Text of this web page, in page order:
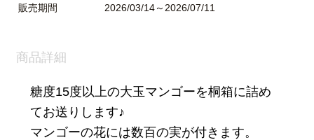
販売期間 2026/03/14～2026/07/11
商品詳細
糖度15度以上の大玉マンゴーを桐箱に詰め
てお送りします♪
マンゴーの花には数百の実が付きます。